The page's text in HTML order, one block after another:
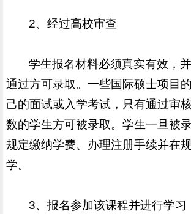
2、经过高校审查
学生报名材料必须真实有效，
通过方可录取。一些国际硕士项目
己的面试或入学考试，只有通过审
数的学生方可被录取。学生一旦被
规定缴纳学费、办理注册手续并在
学。
3、报名参加该课程并进行学习